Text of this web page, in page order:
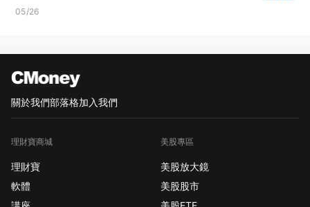
可控、聚焦繁忙經濟資料
05/26
關於我們部落格加入我們
理財寶商城
理財寶
軟體
美股專區
美股放大鏡
美股股市